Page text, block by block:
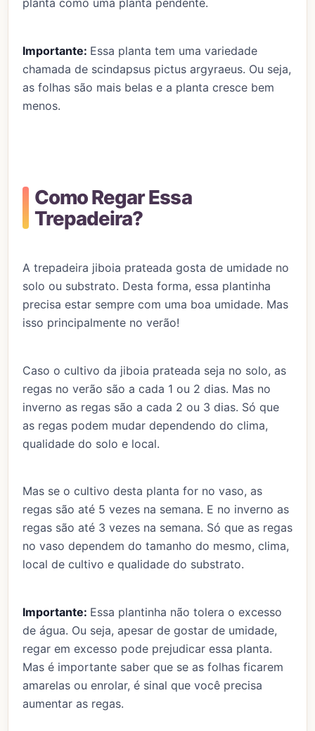
planta como uma planta pendente.
Importante: Essa planta tem uma variedade
chamada de scindapsus pictus argyraeus. Ou seja,
as folhas são mais belas e a planta cresce bem
menos.
Como Regar Essa
Trepadeira?
A trepadeira jiboia prateada gosta de umidade no
solo ou substrato. Desta forma, essa plantinha
precisa estar sempre com uma boa umidade. Mas
isso principalmente no verão!
Caso o cultivo da jiboia prateada seja no solo, as
regas no verão são a cada 1 ou 2 dias. Mas no
inverno as regas são a cada 2 ou 3 dias. Só que
as regas podem mudar dependendo do clima,
qualidade do solo e local.
Mas se o cultivo desta planta for no vaso, as
regas são até 5 vezes na semana. E no inverno as
regas são até 3 vezes na semana. Só que as regas
no vaso dependem do tamanho do mesmo, clima,
local de cultivo e qualidade do substrato.
Importante: Essa plantinha não tolera o excesso
de água. Ou seja, apesar de gostar de umidade,
regar em excesso pode prejudicar essa planta.
Mas é importante saber que se as folhas ficarem
amarelas ou enrolar, é sinal que você precisa
aumentar as regas.